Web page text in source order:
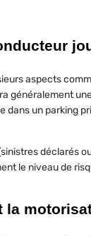
aspects
généralement
un parking
déclarés
le niveau de
la